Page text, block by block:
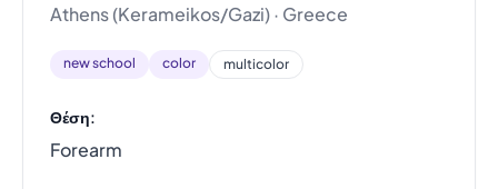
Athens (Kerameikos/Gazi) · Greece
new school color multicolor
Θέση:
Forearm